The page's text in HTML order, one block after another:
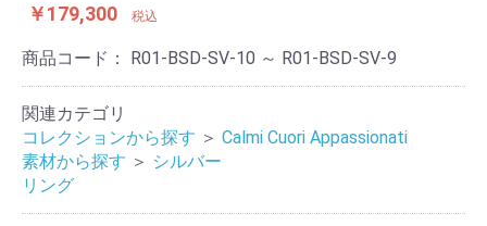
￥179,300 税込
商品コード： R01-BSD-SV-10 ～ R01-BSD-SV-9
関連カテゴリ
コレクションから探す ＞ Calmi Cuori Appassionati
素材から探す ＞ シルバー
リング